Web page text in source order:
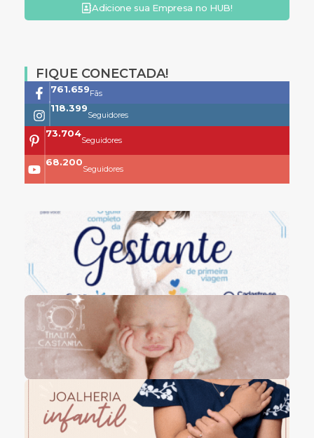
Adicione sua Empresa no HUB!
FIQUE CONECTADA!
761.659Fãs
118.399
Seguidores
73.704
Seguidores
68.200
Seguidores